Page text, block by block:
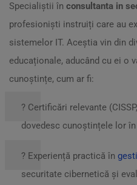
Specialiștii în consultanta in
profesioniști instruiți care au
sistemelor IT. Aceștia vin din
educaționale, aducând cu ei o
cunoștințe, cum ar fi:
? Certificări relevante
dovedesc cunoștințele lor
?️ Experiență practică în
securitate cibernetică și